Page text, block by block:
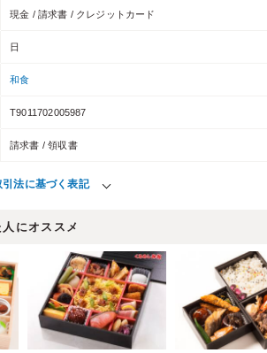
現金 / 請求書 / クレジットカード
日
和食
T9011702005987
請求書 / 領収書
引法に基づく表記
にオススメ